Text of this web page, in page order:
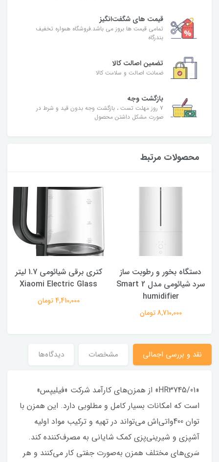
قیمت های شگفت‌انگیز
تمامی قیمت ها بروز می باشد.فروشگاه همواره تخفیف
بندرگاه
تضمین اصالت کالا
ضمانت اصالت و سلامت کالا
بازگشت وجه
7 روز مهلت تست ، بازگشت وجه بدون قید و شرط در
صورت مشکل داشتن محصول
محصولات مرتبط
دستگاه بخور و رطوبت ساز
سرد شیائومی مدل 2 Smart
humidifier
8,710,000 تومان
کتری برقی شیائومی 1.7 ليتر
Xiaomi Electric Glass
4,410,000 تومان
نقد و بررسی اجمالی مشخصات دیدگاه‌ها
«HR3745/01» از همزن‌های کارآمد شرکت «فیلیپس»
است که امکانات بسیار کامل و مطلوبی دارد. این همزن با
توان 400واتی‌اش می‌تواند در تهیه و ترکیب مواد اولیه
آشپزی و شیرینی‌پزی کمک شایانی به مصرف‌کننده کند.
سَری‌های مختلف همزن به‌صورت جفتی کار می‌کنند و هر